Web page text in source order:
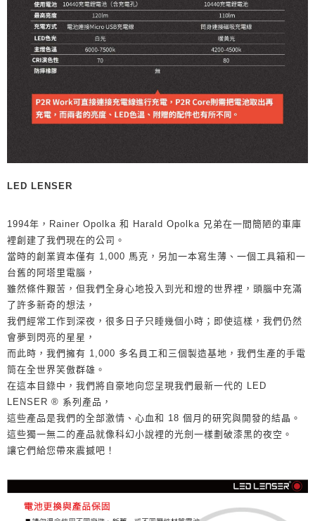
LED LENSER
1994年，Rainer Opolka 和 Harald Opolka 兄弟在一間簡陋的車庫
裡創建了我們現在的公司。
當時的創業資本僅有 1,000 馬克，另加一本寫生薄、一個工具箱和一
台舊的阿塔里電腦，
雖然條件艱苦，但我們全身心地投入到光和燈的世界裡，頭腦中充滿
了許多新奇的想法，
我們經常工作到深夜，很多日子只睡幾個小時；即使這樣，我們仍然
會夢到閃亮的星星，
而此時，我們擁有 1,000 多名員工和三個製造基地，我們生產的手電
筒在全世界笑傲群雄。
在這本目錄中，我們將自豪地向您呈現我們最新一代的 LED
LENSER ® 系列產品，
這些產品是我們的全部激情、心血和 18 個月的研究與開發的結晶。
這些獨一無二的產品就像科幻小說裡的光劍一樣劃破漆黑的夜空。
讓它們給您帶來震撼吧！